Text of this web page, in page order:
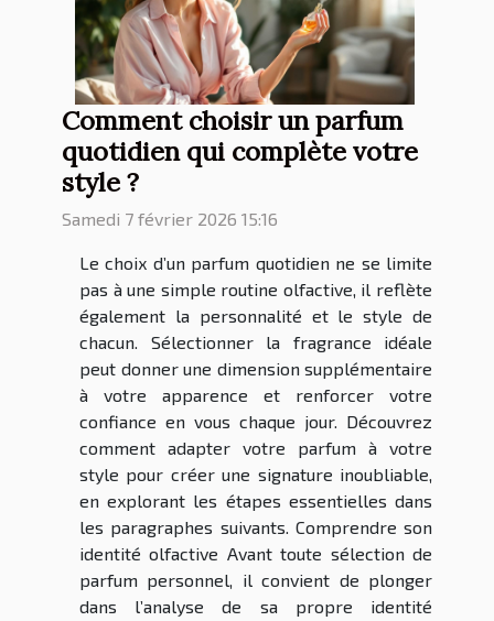
Comment choisir un parfum
quotidien qui complète votre
style ?
Samedi 7 février 2026 15:16
Le choix d’un parfum quotidien ne se limite
pas à une simple routine olfactive, il reflète
également la personnalité et le style de
chacun. Sélectionner la fragrance idéale
peut donner une dimension supplémentaire
à votre apparence et renforcer votre
confiance en vous chaque jour. Découvrez
comment adapter votre parfum à votre
style pour créer une signature inoubliable,
en explorant les étapes essentielles dans
les paragraphes suivants. Comprendre son
identité olfactive Avant toute sélection de
parfum personnel, il convient de plonger
dans l’analyse de sa propre identité